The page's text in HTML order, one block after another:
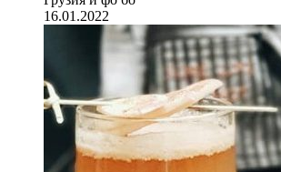
16.01.2022